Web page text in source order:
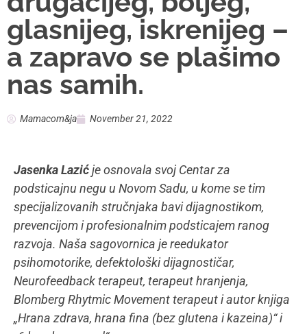
„6 koraka napred“.
Mamacom&ja:Kome je namenjen i koje usluge
pruža Centar za podsticajnu negu?
Jasenka Lazić:Mi smo tim ljudi koji su sanjali i
svaki bebac, svako dete, svaka porodica dobiti
Želja nam je da od maminog stomaka, preko prvog
osmeha, prvog koraka i prve reči, pa sve do
samostalno ostvarenog potencijala, budemo tu uz
one kojima je potreban podsticaj, nega, briga, lepa
reč, profesionalna pomoć, edukacija, usmerenje,
savet i zagrljaj. Centar za podsticajnu negu je
mesto na kom se poštuju sva ljudska i dečja prava,
kroz razne vidove podrške RANOG RAZVOJA, kao i
razvoja uopšte, praktikovanjem prakse okrenute